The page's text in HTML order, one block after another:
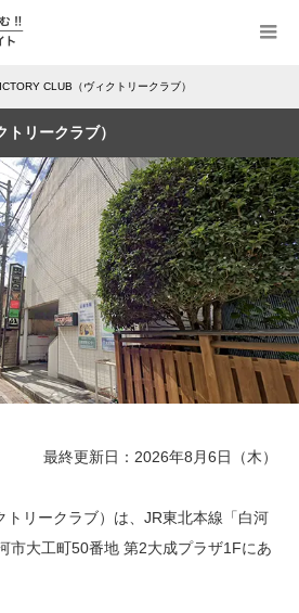
CLUB（ヴィクトリークラブ）
リークラブ）
最終更新日：2026年8月6日（木）
トリークラブ）は、JR東北本線「白河
市大工町50番地 第2大成プラザ1Fにあ